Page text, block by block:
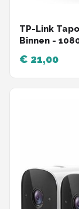
TP-Link
Binnen -
€ 21,00